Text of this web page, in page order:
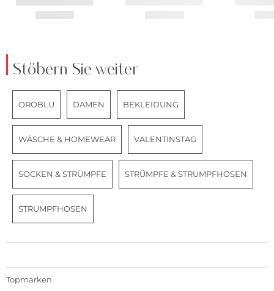
Stöbern Sie weiter
OROBLU DAMEN BEKLEIDUNG
WÄSCHE & HOMEWEAR VALENTINSTAG
SOCKEN & STRÜMPFE STRÜMPFE & STRUMPFHOSEN
STRUMPFHOSEN
Topmarken